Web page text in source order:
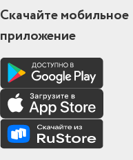
Скачайте мобильное
приложение